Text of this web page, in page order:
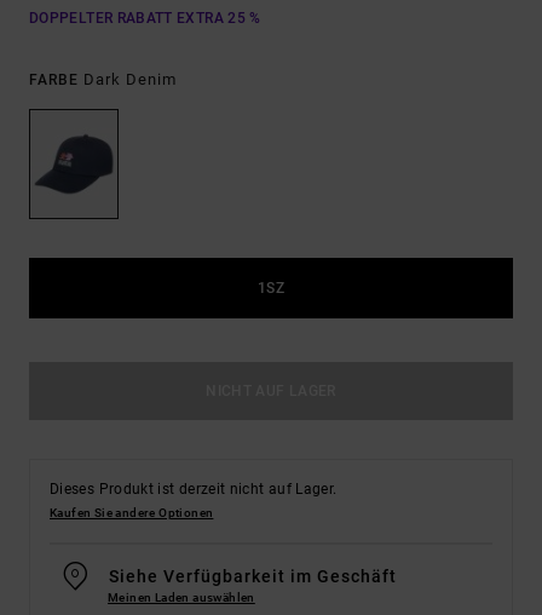
DOPPELTER RABATT EXTRA 25 %
FARBE Dark Denim
1SZ
Dieses Produkt ist derzeit nicht auf Lager.
Kaufen Sie andere Optionen
Siehe Verfügbarkeit im Geschäft
Meinen Laden auswählen